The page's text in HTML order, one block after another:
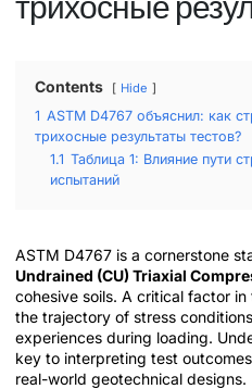
Contents Hide
1 ASTM D4767 объяснил: как
трихосные результаты тестов?
1.1 Таблица 1: Влияние пути
испытаний
ASTM D4767 is a cornerstone
Undrained (CU) Triaxial
cohesive soils. A critical factor
the trajectory of stress
experiences during loading.
key to interpreting test
real-world geotechnical designs.